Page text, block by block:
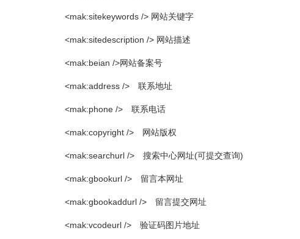
<mak:sitekeywords /> 网站关键字
<mak:sitedescription /> 网站描述
<mak:beian />网站备案号
<mak:address /> 联系地址
<mak:phone /> 联系电话
<mak:copyright /> 网站版权
<mak:searchurl /> 搜索中心网址(可提交查询)
<mak:gbookurl /> 留言本网址
<mak:gbookaddurl /> 留言提交网址
<mak:vcodeurl /> 验证码图片地址